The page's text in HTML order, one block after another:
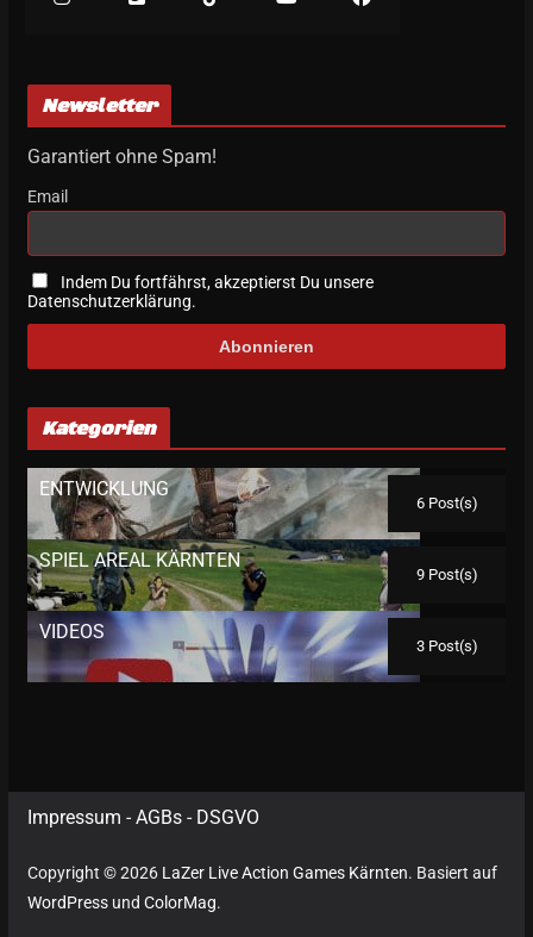
Newsletter
Garantiert ohne Spam!
Email
Indem Du fortfährst, akzeptierst Du unsere
Datenschutzerklärung.
Kategorien
ENTWICKLUNG
6 Post(s)
SPIEL AREAL KÄRNTEN
9 Post(s)
VIDEOS
3 Post(s)
Impressum - AGBs - DSGVO
Copyright © 2026 LaZer Live Action Games Kärnten. Basiert auf
WordPressund ColorMag.